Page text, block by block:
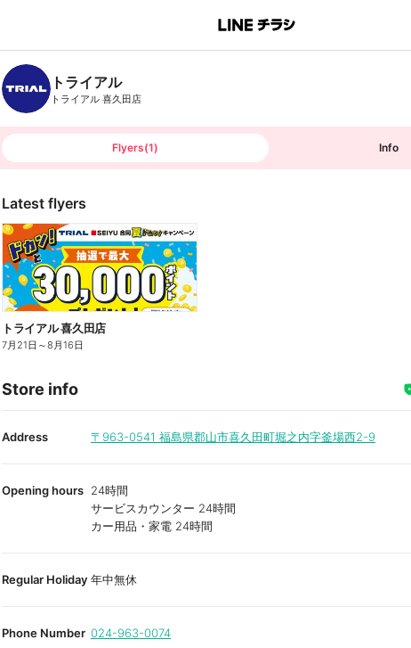
B
n
c
h
T
トライアル
トライアル 喜久田店
Flyers(1) Info
Latest flyers
トライアル 喜久田店
7月21日 ～8月16日
Store info
Address 〒963-0541 福島県郡山市喜久田町堀之内字釜場西2-9
Opening hours 24時間
サービスカウンター 24時間
カー用品・家電 24時間
Regular Holiday 年中無休
Phone Number 024-963-0074